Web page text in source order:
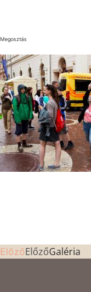
Megosztás
ElőzőElőzőGaléria